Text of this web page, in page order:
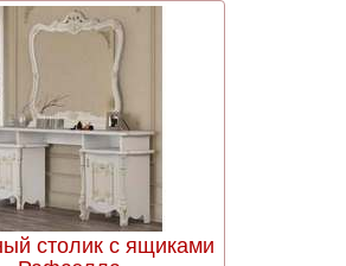
столик с ящиками